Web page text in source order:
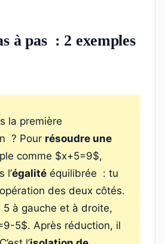
à pas : 2 exemples
la première
? Pour résoudre une
comme $x+5=9$,
l’égalité équilibrée : tu
des deux côtés.
5 à gauche et à droite,
5$. Après réduction, il